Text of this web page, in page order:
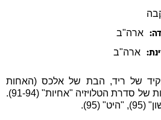
ארה"ב
ארה"ב
של ריד, הבת של אלכס (האחות
המבוגרת) בעונות הראשונות של סדרת הטלויזיה "אחיות" (91-94).
(95).